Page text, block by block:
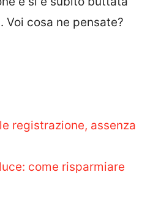
Voi cosa ne pensate?
registrazione, assenza
come risparmiare